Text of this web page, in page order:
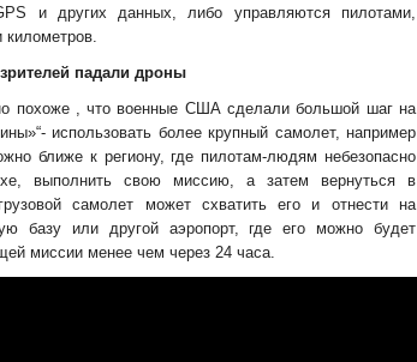
и других данных, либо управляются пилотами,
километров.
падали дроны
похоже , что военные США сделали большой шаг на
использовать более крупный самолет, например
ближе к региону, где пилотам-людям небезопасно
выполнить свою миссию, а затем вернуться в
самолет может схватить его и отнести на
базу или другой аэропорт, где его можно будет
миссии менее чем через 24 часа.